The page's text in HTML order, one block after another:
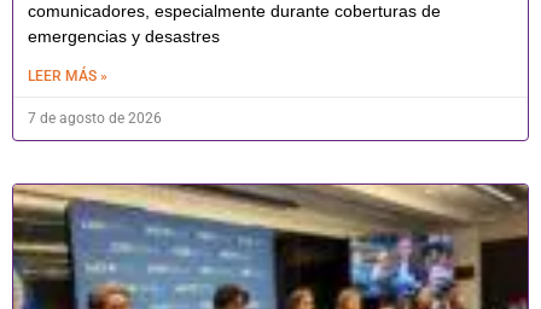
comunicadores, especialmente durante coberturas de
emergencias y desastres
LEER MÁS »
7 de agosto de 2026